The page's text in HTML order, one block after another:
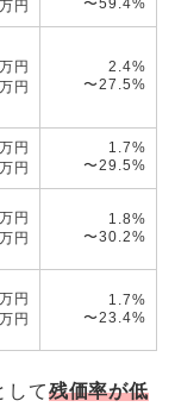
円
〜59.4%
円
円
2.4%
〜27.5%
円
円
1.7%
〜29.5%
円
円
1.8%
〜30.2%
円
円
1.7%
〜23.4%
して残価率が低